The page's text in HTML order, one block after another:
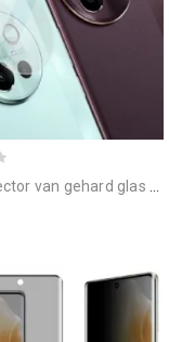
gehard glas voor vivo v40 lite 5g